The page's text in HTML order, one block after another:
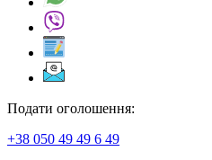
Подати оголошення:
+38 050 49 49 6 49